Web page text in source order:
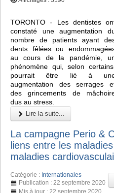
TORONTO - Les dentistes
constaté une augmentation
nombre de patients ayant
dents fêlées ou
au cours de la pandémie,
phénomène qui, selon certains,
pourrait être lié à
augmentation des serrages
des grincements de
dus au stress.
Lire la suite...
La campagne Perio &
liens entre les
maladies
Catégorie : Internationales
Publication : 22 septembre 2020
Mis à jour : 22 septembre 2020